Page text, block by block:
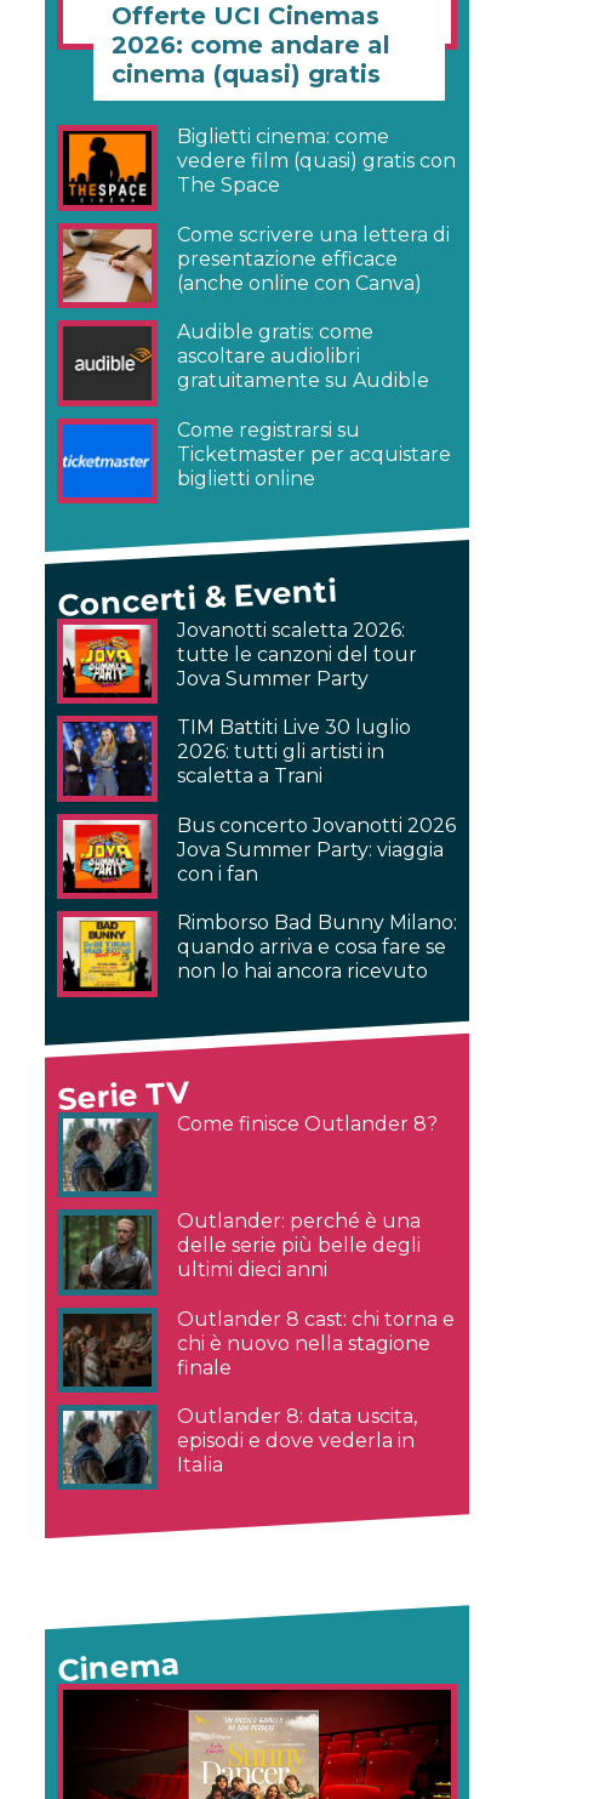
Offerte UCI Cinemas
2026: come andare al
cinema (quasi) gratis
Biglietti cinema: come
vedere film (quasi) gratis con
The Space
Come scrivere una lettera di
presentazione efficace
(anche online con Canva)
Audible gratis: come
ascoltare audiolibri
gratuitamente su Audible
Come registrarsi su
Ticketmaster per acquistare
biglietti online
Concerti & Eventi
Jovanotti scaletta 2026:
tutte le canzoni del tour
Jova Summer Party
TIM Battiti Live 30 luglio
2026: tutti gli artisti in
scaletta a Trani
Bus concerto Jovanotti 2026
Jova Summer Party: viaggia
con i fan
Rimborso Bad Bunny Milano:
quando arriva e cosa fare se
non lo hai ancora ricevuto
Serie TV
Come finisce Outlander 8?
Outlander: perché è una
delle serie più belle degli
ultimi dieci anni
Outlander 8 cast: chi torna e
chi è nuovo nella stagione
finale
Outlander 8: data uscita,
episodi e dove vederla in
Italia
Cinema